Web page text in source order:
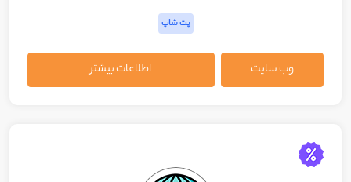
پت شاپ
وب سایت اطلاعات بیشتر